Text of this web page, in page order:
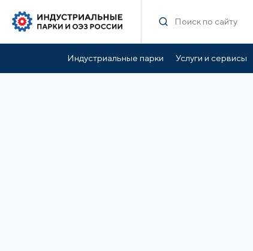
Индустриальные парки Услуги и сервисы